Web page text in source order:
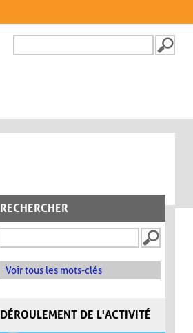
FORMULAIRE DE
RECHERCHER
Voir tous les mots-clés
DÉROULEMENT DE L'ACTIVITÉ